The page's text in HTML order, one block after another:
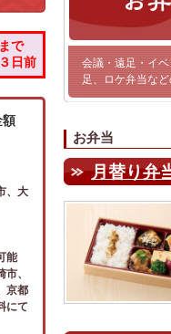
で
日前
額
、大
能
、
京都
にて
会議・遠足・イ
足、ロケ弁当な
お弁当
月替り弁